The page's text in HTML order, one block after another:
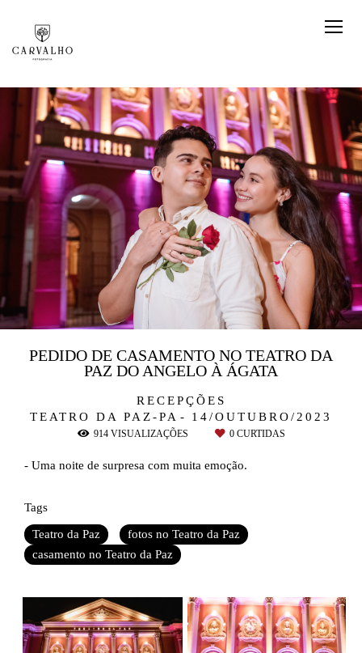
RECEPÇÕES
TEATRO DA PAZ-PA
14/OUTUBRO/2023
PEDIDO DE CASAMENTO NO TEATRO DA
PAZ DO ANGELO À ÁGATA
914VISUALIZAÇÕES 0CURTIDAS
- Uma noite de surpresa com muita emoção.
Tags
Teatro da Paz
fotos no Teatro da Paz
casamento no Teatro da Paz